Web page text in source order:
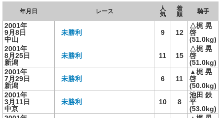
年月日 レース
人
気
着
順
騎手
2001年
9月8日
中山
未勝利 9 12
△梶 晃
啓
(51.0kg)
2001年
8月25日
新潟
未勝利 11 15
△梶 晃
啓
(51.0kg)
2001年
7月29日
新潟
未勝利 6 11
▲梶 晃
啓
(50.0kg)
2001年
3月11日
中京
未勝利 10 8
池田 鉄
平
(53.0kg)